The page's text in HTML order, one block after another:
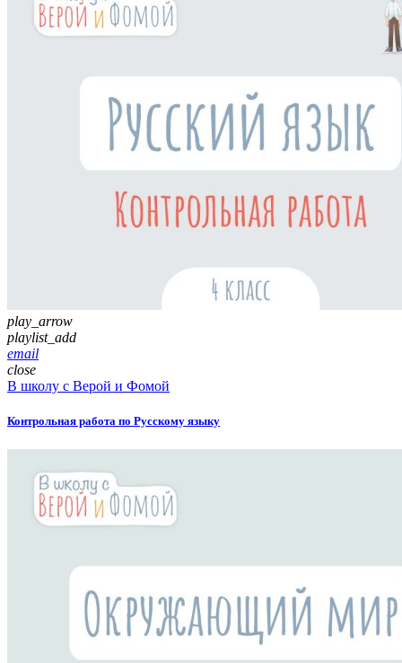
play_arrow
playlist_add
email
close
В школу с Верой и Фомой
Контрольная работа по Русскому языку